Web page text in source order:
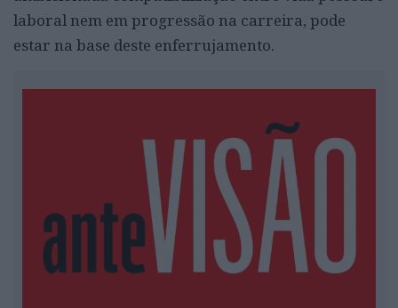
laboral nem em progressão na carreira, pode
estar na base deste enferrujamento.